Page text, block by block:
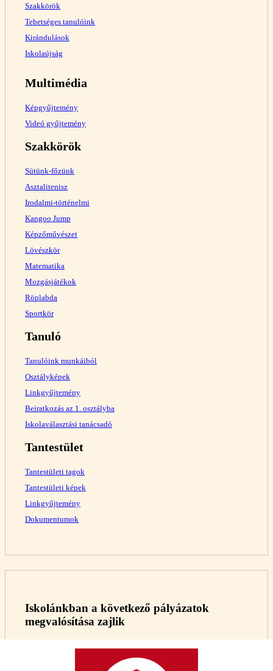
Szakkörök
Tehetséges tanulóink
Kirándulások
Iskolaújság
Multimédia
Képgyűjtemény
Videó gyűjtemény
Szakkörök
Sütünk-főzünk
Asztalitenisz
Irodalmi-történelmi
Kangoo Jump
Képzőművészet
Lövészkör
Matematika
Mozgásjátékok
Röplabda
Sportkör
Tanuló
Tanulóink munkáiból
Osztályképek
Linkgyűjtemény
Beiratkozás az 1. osztályba
Iskolaválasztási tanácsadó
Tantestület
Tantestületi tagok
Tantestületi képek
Linkgyűjtemény
Dokumentumok
Iskolánkban a következő pályázatok
megvalósítása zajlik